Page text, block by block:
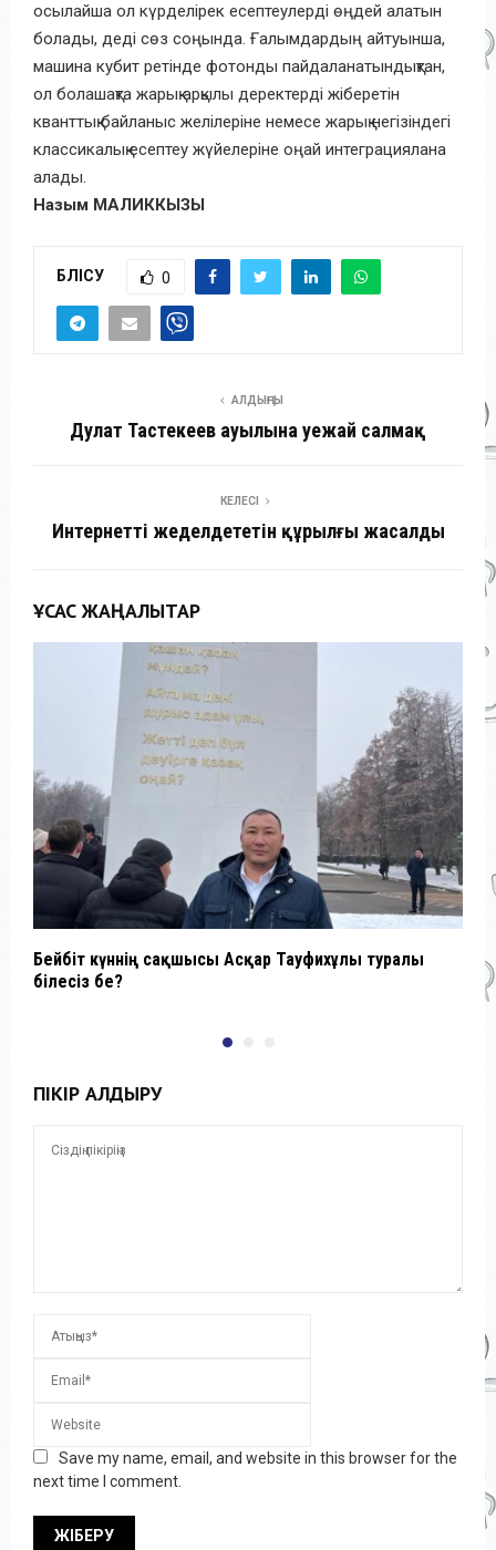
осылайша ол күрделірек есептеулерді өңдей алатын
болады, деді сөз соңында. Ғалымдардың айтуынша,
машина кубит ретінде фотонды пайдаланатындықтан,
ол болашақта жарық арқылы деректерді жіберетін
кванттық байланыс желілеріне немесе жарық негізіндегі
классикалық есептеу жүйелеріне оңай интеграциялана
алады.
Назым МАЛИККЫЗЫ
БӨЛІСУ 0
АЛДЫҢҒЫ
Дулат Тастекеев ауылына әуежай салмақ
КЕЛЕСІ
Интернетті жеделдететін құрылғы жасалды
ҰҚСАС ЖАҢАЛЫҚТАР
Бейбіт күннің сақшысы Асқар Тауфихұлы туралы
білесіз бе?
ПІКІР ҚАЛДЫРУ
Save my name, email, and website in this browser for the
next time I comment.